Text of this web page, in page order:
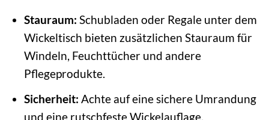
Stauraum: Schubladen oder Regale unter dem
Wickeltisch bieten zusätzlichen Stauraum für
Windeln, Feuchttücher und andere
Pflegeprodukte.
Sicherheit: Achte auf eine sichere Umrandung
und eine rutschfeste Wickelauflage.